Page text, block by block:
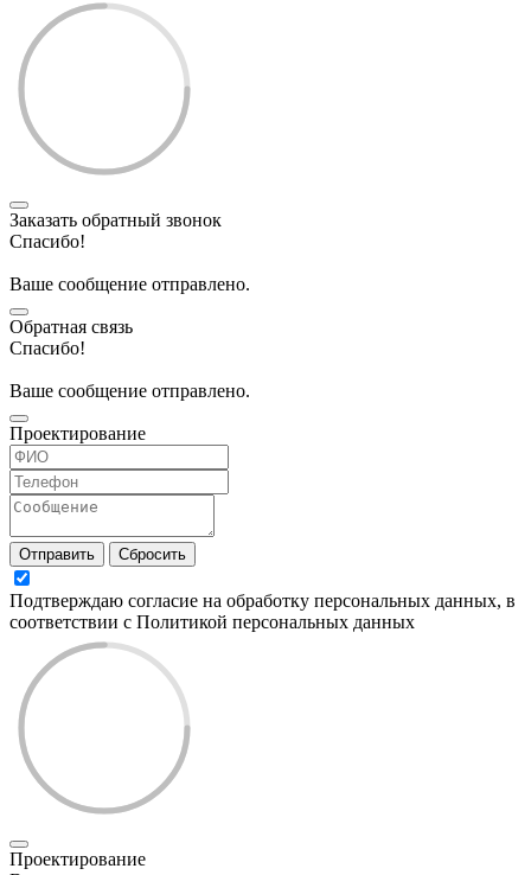
Заказать обратный звонок
Спасибо!
Ваше сообщение отправлено.
Обратная связь
Спасибо!
Ваше сообщение отправлено.
Проектирование
Отправить Сбросить
Подтверждаю согласие на обработку персональных данных, в
соответствии с Политикой персональных данных
Проектирование